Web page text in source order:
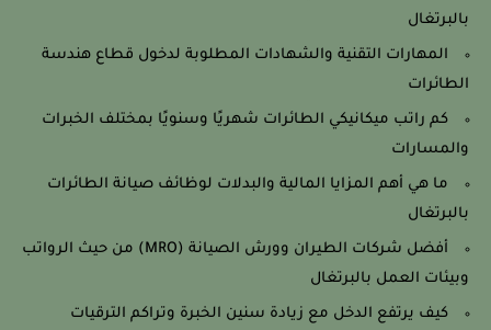
بالبرتغال
المهارات التقنية والشهادات المطلوبة لدخول قطاع هندسة
الطائرات
كم راتب ميكانيكي الطائرات شهريًا وسنويًا بمختلف الخبرات
والمسارات
ما هي أهم المزايا المالية والبدلات لوظائف صيانة الطائرات
بالبرتغال
أفضل شركات الطيران وورش الصيانة (MRO) من حيث الرواتب
وبيئات العمل بالبرتغال
كيف يرتفع الدخل مع زيادة سنين الخبرة وتراكم الترقيات